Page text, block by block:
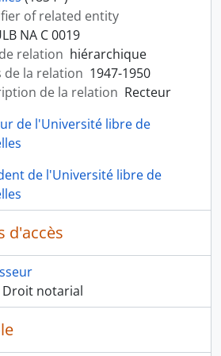
of related entity
NA C 0019
relation hiérarchique
de la relation 1947-1950
de la relation Recteur
de l'Université libre de
de l'Université libre de
d'accès
Droit notarial